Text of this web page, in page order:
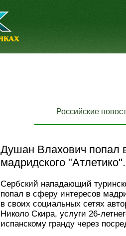
Российские
Душан Влахович попал
мадридского "Атлетико".
Сербский нападающий
попал в сферу интересов
в своих социальных сетях
Николо Скира, услуги 26-
испанскому гранду через